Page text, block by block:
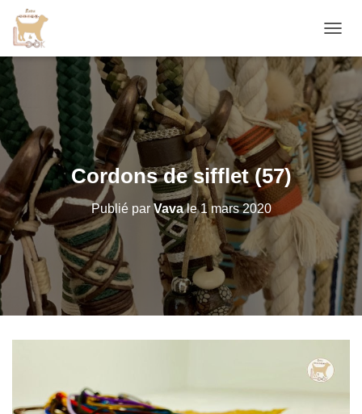
É
P
E
R
L
A
N
I
G
A
T
O
N
Cordons de sifflet (57)
Publié parVavale1 mars 2020